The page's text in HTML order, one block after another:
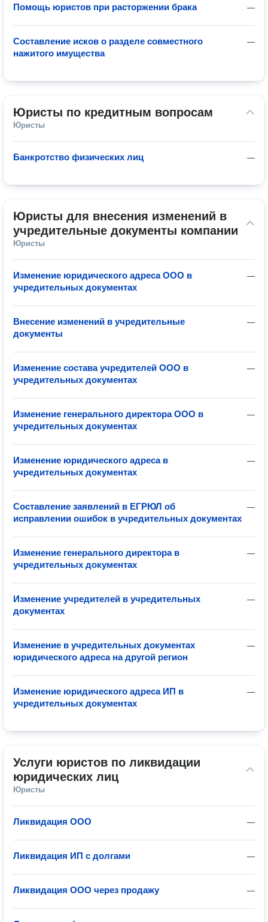
—
Помощь юристов при расторжении брака
—
Составление исков о разделе совместного
нажитого имущества
Юристы по кредитным вопросам
Юристы
—
Банкротство физических лиц
Юристы для внесения изменений в
учредительные документы компании
Юристы
—
Изменение юридического адреса ООО в
учредительных документах
—
Внесение изменений в учредительные
документы
—
Изменение состава учредителей ООО в
учредительных документах
—
Изменение генерального директора ООО в
учредительных документах
—
Изменение юридического адреса в
учредительных документах
—
Составление заявлений в ЕГРЮЛ об
исправлении ошибок в учредительных документах
—
Изменение генерального директора в
учредительных документах
—
Изменение учредителей в учредительных
документах
—
Изменение в учредительных документах
юридического адреса на другой регион
—
Изменение юридического адреса ИП в
учредительных документах
Услуги юристов по ликвидации
юридических лиц
Юристы
—
Ликвидация ООО
—
Ликвидация ИП с долгами
—
Ликвидация ООО через продажу